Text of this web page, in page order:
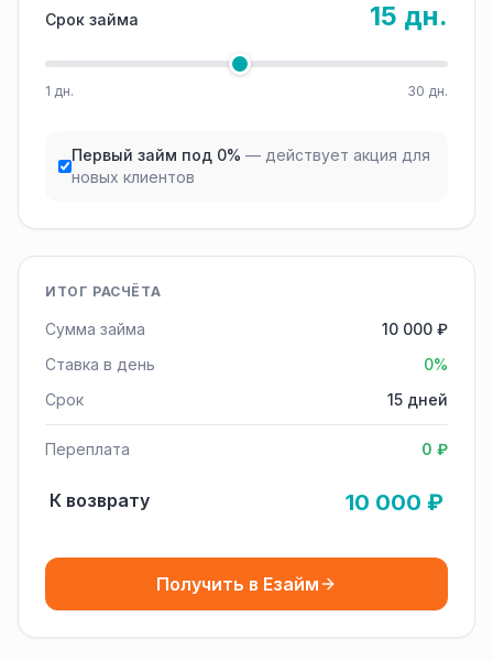
Срок займа 15 дн.
1 дн. 30 дн.
Первый займ под 0% — действует акция для
новых клиентов
ИТОГ РАСЧЁТА
Сумма займа
10 000 ₽
Ставка в день
0%
Срок
15 дней
Переплата 0 ₽
К возврату 10 000 ₽
Получить в Езайм